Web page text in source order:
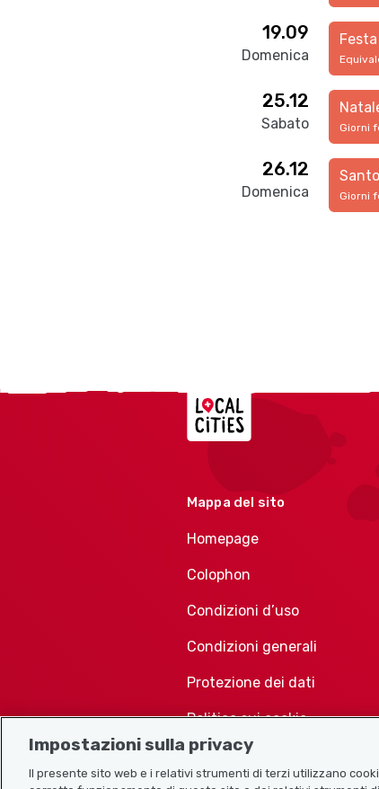
19.09
Domenica
25.12
Sabato Giorni
26.12
Domenica Giorni
Localcities
Mappa del sito
Homepage
Colophon
Condizioni d’uso
Condizioni generali
Protezione dei dati
Politica sui cookie
Impostazioni sulla privacy
Il presente sito web e i relativi strumenti di terzi utilizzano